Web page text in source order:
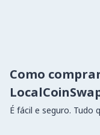
Como
É fácil e seguro. Tudo